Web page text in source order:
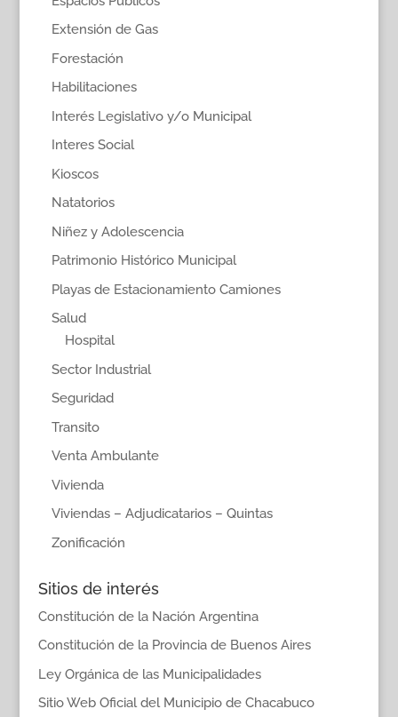
Extensión de Gas
Forestación
Habilitaciones
Interés Legislativo y/o Municipal
Interes Social
Kioscos
Natatorios
Niñez y Adolescencia
Patrimonio Histórico Municipal
Playas de Estacionamiento Camiones
Salud
Hospital
Sector Industrial
Seguridad
Transito
Venta Ambulante
Vivienda
Viviendas – Adjudicatarios – Quintas
Zonificación
Sitios de interés
Constitución de la Nación Argentina
Constitución de la Provincia de Buenos Aires
Ley Orgánica de las Municipalidades
Sitio Web Oficial del Municipio de Chacabuco